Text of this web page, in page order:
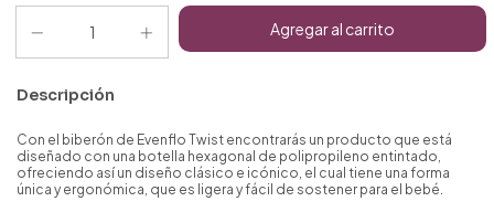
Descripción
Con el biberón de Evenflo Twist encontrarás un producto que está
diseñado con una botella hexagonal de polipropileno entintado,
ofreciendo así un diseño clásico e icónico, el cual tiene una forma
única y ergonómica, que es ligera y fácil de sostener para el bebé.